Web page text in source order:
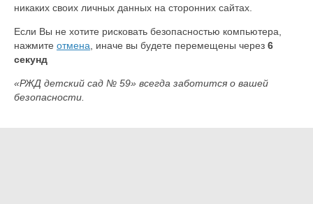
никаких своих личных данных на сторонних сайтах.
Если Вы не хотите рисковать безопасностью компьютера,
нажмите отмена , иначе вы будете перемещены через 6
секунд
«РЖД детский сад № 59» всегда заботится о вашей
безопасности.